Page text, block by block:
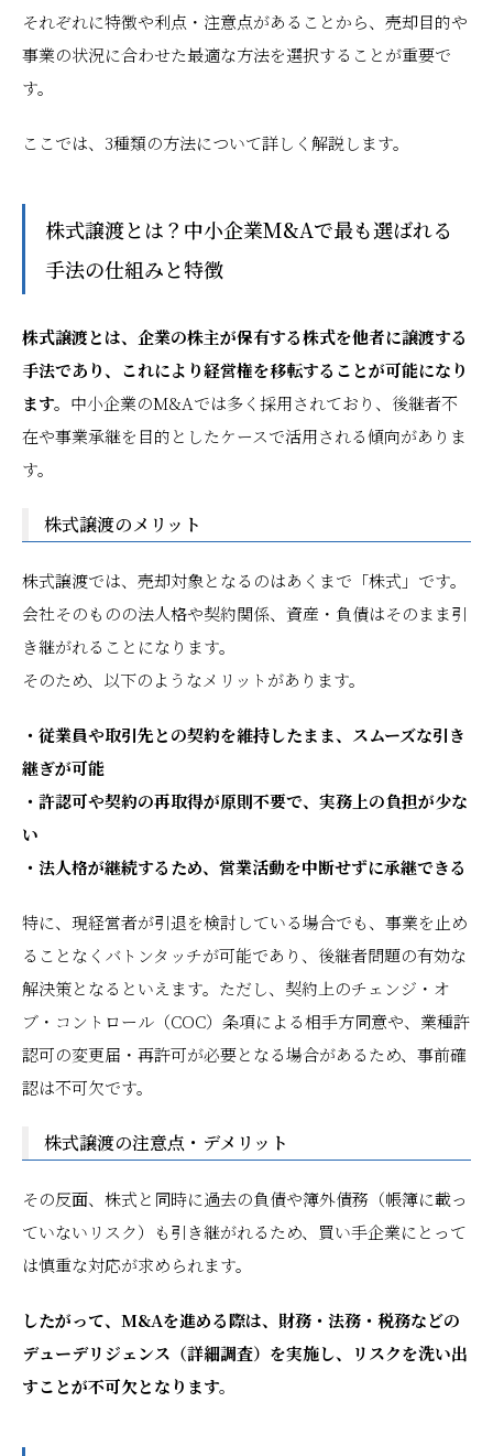
それぞれに特徴や利点・注意点があることから、売却目的や
事業の状況に合わせた最適な方法を選択することが重要で
す。
ここでは、3種類の方法について詳しく解説します。
株式譲渡とは？中小企業M&Aで最も選ばれる
手法の仕組みと特徴
株式譲渡とは、企業の株主が保有する株式を他者に譲渡する
手法であり、これにより経営権を移転することが可能になり
ます。 中小企業のM&Aでは多く採用されており、後継者不
在や事業承継を目的としたケースで活用される傾向がありま
す。
株式譲渡のメリット
株式譲渡では、売却対象となるのはあくまで「株式」です。
会社そのものの法人格や契約関係、資産・負債はそのまま引
き継がれることになります。
そのため、以下のようなメリットがあります。
・従業員や取引先との契約を維持したまま、スムーズな引き
継ぎが可能
・許認可や契約の再取得が原則不要で、実務上の負担が少な
い
・法人格が継続するため、営業活動を中断せずに承継できる
特に、現経営者が引退を検討している場合でも、事業を止め
ることなくバトンタッチが可能であり、後継者問題の有効な
解決策となるといえます。ただし、契約上のチェンジ・オ
ブ・コントロール（COC）条項による相手方同意や、業種許
認可の変更届・再許可が必要となる場合があるため、事前確
認は不可欠です。
株式譲渡の注意点・デメリット
その反面、株式と同時に過去の負債や簿外債務（帳簿に載っ
ていないリスク）も引き継がれるため、買い手企業にとって
は慎重な対応が求められます。
したがって、M&Aを進める際は、財務・法務・税務などの
デューデリジェンス（詳細調査）を実施し、リスクを洗い出
すことが不可欠となります。